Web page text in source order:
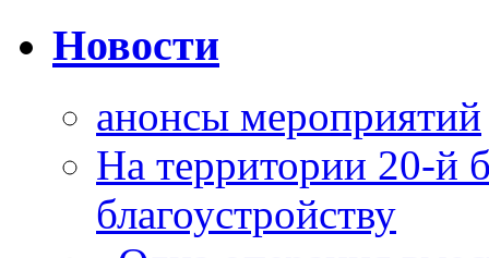
Новости
анонсы мероприятий
На территории 20-й
благоустройству